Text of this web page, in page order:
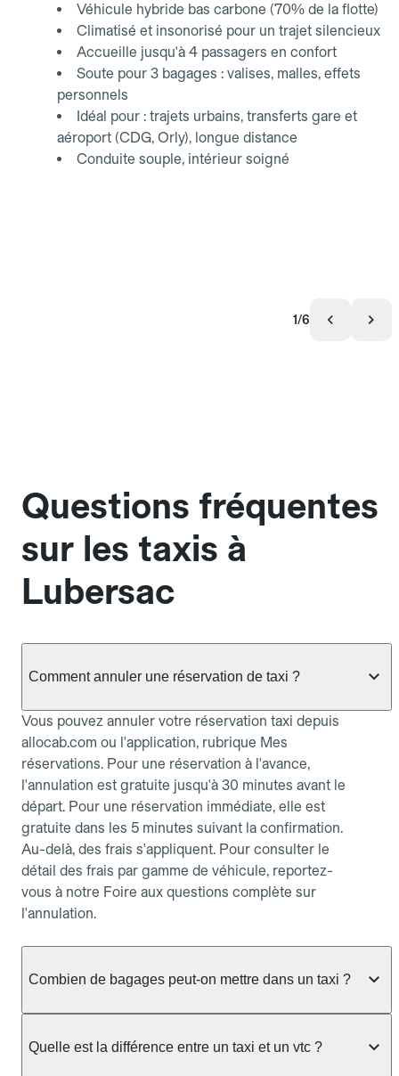
Véhicule hybride bas carbone (70% de la flotte)
Climatisé et insonorisé pour un trajet silencieux
Accueille jusqu'à 4 passagers en confort
Soute pour 3 bagages : valises, malles, effets
personnels
Idéal pour : trajets urbains, transferts gare et
aéroport (CDG, Orly), longue distance
Conduite souple, intérieur soigné
1/6
Questions fréquentes
sur les taxis à
Lubersac
Comment annuler une réservation de taxi ?
Vous pouvez annuler votre réservation taxi depuis
allocab.com ou l'application, rubrique Mes
réservations. Pour une réservation à l'avance,
l'annulation est gratuite jusqu'à 30 minutes avant le
départ. Pour une réservation immédiate, elle est
gratuite dans les 5 minutes suivant la confirmation.
Au-delà, des frais s'appliquent. Pour consulter le
détail des frais par gamme de véhicule, reportez-
vous à notre Foire aux questions complète sur
l'annulation.
Combien de bagages peut-on mettre dans un taxi ?
taxi berline accueille en général jusqu'à 3 bagages
Quelle est la différence entre un taxi et un vtc ?